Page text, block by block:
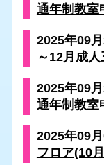
通年制教室
2025年09月
～12月成
2025年09月
通年制教室
2025年09月
フロア(10